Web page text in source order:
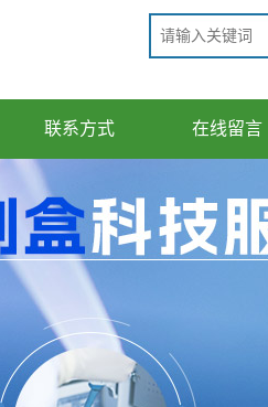
联系方式 在线留言